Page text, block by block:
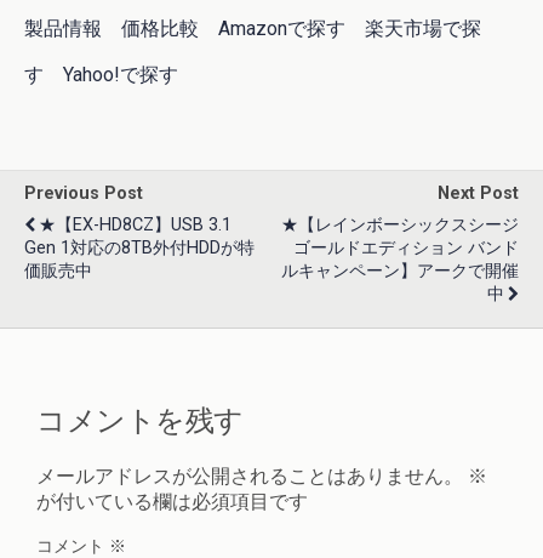
製品情報 価格比較 Amazonで探す
楽天市場で探
す
Yahoo!で探す
Previous Post
★【EX-HD8CZ】USB 3.1
Gen 1対応の8TB外付HDDが特
価販売中
Next Post
★【レインボーシックスシージ
ゴールドエディション バンド
ルキャンペーン】アークで開催
中
コメントを残す
メールアドレスが公開されることはありません。
※
が付いている欄は必須項目です
コメント ※